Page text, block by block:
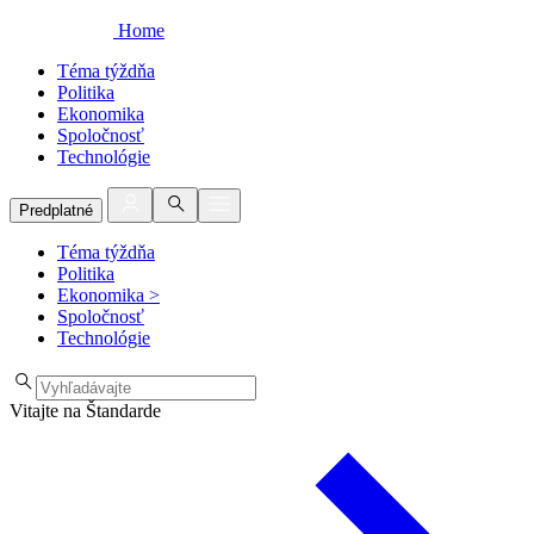
Home
Téma týždňa
Politika
Ekonomika
Spoločnosť
Technológie
Predplatné
Téma týždňa
Politika
Ekonomika >
Spoločnosť
Technológie
Vitajte na Štandarde